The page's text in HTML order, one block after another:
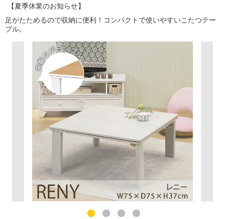
【夏季休業のお知らせ】
足がたためるので収納に便利！コンパクトで使いやすいこたつテー
ブル。